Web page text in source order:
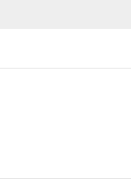
todo el año ****